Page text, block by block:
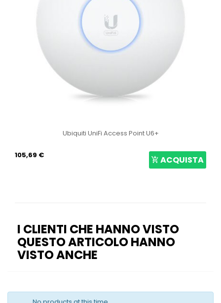
Ubiquiti UniFi Access Point U6+
105,69 € ACQUISTA
I CLIENTI CHE HANNO VISTO
QUESTO ARTICOLO HANNO
VISTO ANCHE